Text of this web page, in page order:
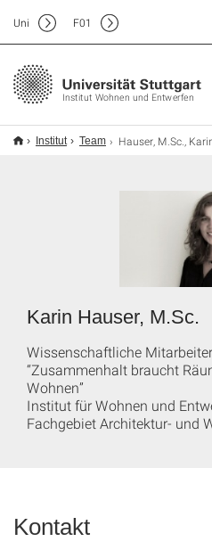
Institut Wohnen und Entwerfen
Uni F01
Institut Team Hauser, M.Sc.,
Karin Hauser, M.Sc.
Wissenschaftliche
“Zusammenhalt braucht
Wohnen”
Institut für Wohnen und
Fachgebiet Architektur- und
Kontakt